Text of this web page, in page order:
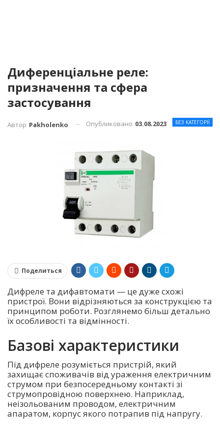
Диференціальне реле:
призначення та сфера
застосування
БЕЗ КАТЕГОРІЇ
Автор Pakholenko Опубликовано 03.08.2023
Поделиться
Дифреле та дифавтомати — це дуже схожі
пристрої. Вони відрізняються за конструкцією та
принципом роботи. Розглянемо більш детально
їх особливості та відмінності.
Базові характеристики
Під дифреле розуміється пристрій, який
захищає споживачів від ураження електричним
струмом при безпосередньому контакті зі
струмопровідною поверхнею. Наприклад,
неізольованим проводом, електричним
апаратом, корпус якого потрапив під напругу.